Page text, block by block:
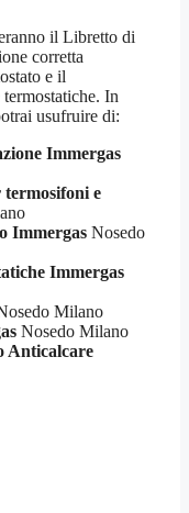
il Libretto di
corretta
e il
In
usufruire di:
Immergas
e
Immergas Nosedo
Immergas
Milano
Nosedo Milano
Anticalcare